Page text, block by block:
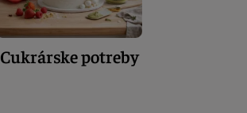
Cukrárske potreby